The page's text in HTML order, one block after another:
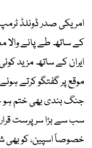
امریکی صدر ڈونلڈ
کے ساتھ طے پانے والا
ایران کے ساتھ مزید
موقع پر گفتگو کرتے
جنگ بندی بھی ختم ہو
سب سے بڑا سرپرست قرار
خصوصاً اسپین، کو بھی